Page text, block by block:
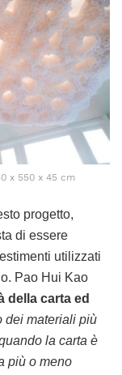
x 550 x 45 cm
progetto,
di essere
utilizzati
Pao Hui Kao
della carta ed
dei materiali più
la carta è
più o meno